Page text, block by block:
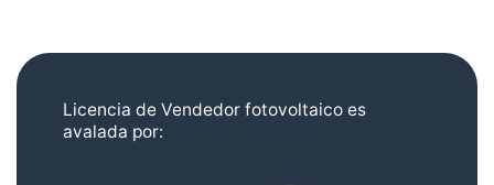
Licencia de Vendedor fotovoltaico es
avalada por: